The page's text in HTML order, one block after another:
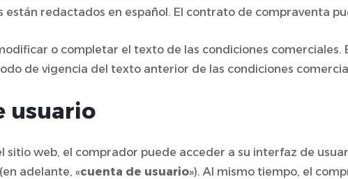
están redactados en español. El contrato de compraventa
o completar el texto de las condiciones
de vigencia del texto anterior de las condiciones
usuario
sitio web, el comprador puede acceder a su interfaz de
adelante, «cuenta de usuario»). Al mismo tiempo, el